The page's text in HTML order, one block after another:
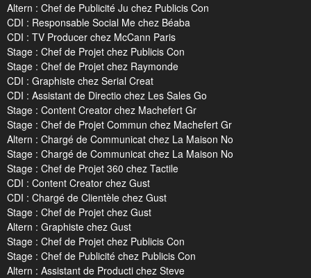
Altern : Chef de Publicité Ju chez Publicis Con
CDI : Responsable Social Me chez Béaba
CDI : TV Producer chez McCann Paris
Stage : Chef de Projet chez Publicis Con
Stage : Chef de Projet chez Raymonde
CDI : Graphiste chez Serial Creat
CDI : Assistant de Directio chez Les Sales Go
Stage : Content Creator chez Machefert Gr
Stage : Chef de Projet Commun chez Machefert Gr
Altern : Chargé de Communicat chez La Maison No
Stage : Chargé de Communicat chez La Maison No
Stage : Chef de Projet 360 chez Tactile
CDI : Content Creator chez Gust
CDI : Chargé de Clientèle chez Gust
Stage : Chef de Projet chez Gust
Altern : Graphiste chez Gust
Stage : Chef de Projet chez Publicis Con
Stage : Chef de Publicité chez Publicis Con
Altern : Assistant de Producti chez Steve